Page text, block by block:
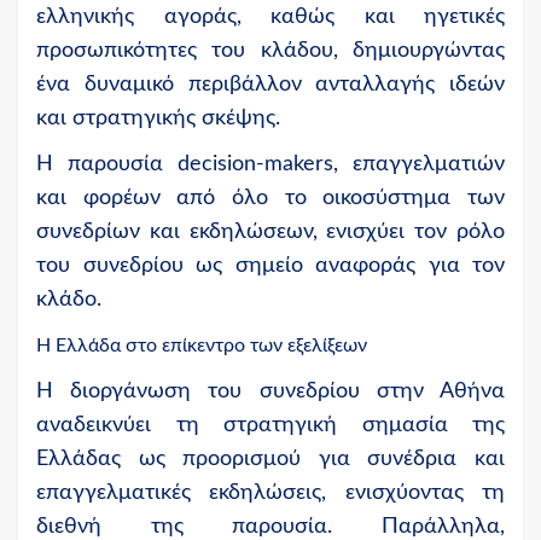
ελληνικής αγοράς, καθώς και ηγετικές
προσωπικότητες του κλάδου, δημιουργώντας
ένα δυναμικό περιβάλλον ανταλλαγής ιδεών
και στρατηγικής σκέψης.
Η παρουσία decision-makers, επαγγελματιών
και φορέων από όλο το οικοσύστημα των
συνεδρίων και εκδηλώσεων, ενισχύει τον ρόλο
του συνεδρίου ως σημείο αναφοράς για τον
κλάδο.
Η Ελλάδα στο επίκεντρο των εξελίξεων
Η διοργάνωση του συνεδρίου στην Αθήνα
αναδεικνύει τη στρατηγική σημασία της
Ελλάδας ως προορισμού για συνέδρια και
επαγγελματικές εκδηλώσεις, ενισχύοντας τη
διεθνή της παρουσία. Παράλληλα,